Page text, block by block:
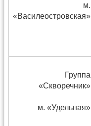
м.
«Василеостровская»
Группа
«Скворечник»
м. «Удельная»